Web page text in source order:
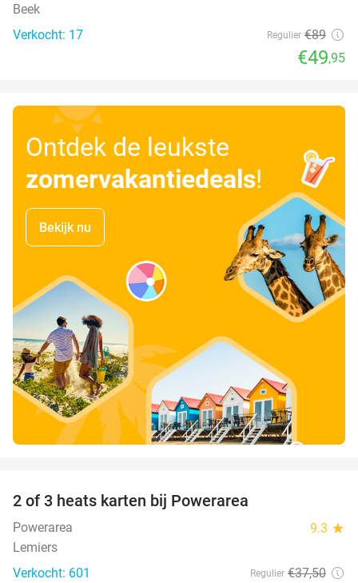
Beek
Verkocht: 17
Regulier €89
€49,95
Ontdek de leukste
zomervakantiedeals!
Bekijk nu
2 of 3 heats karten bij Powerarea
Powerarea 9.3 star
Lemiers
Verkocht: 601
Regulier €37,50